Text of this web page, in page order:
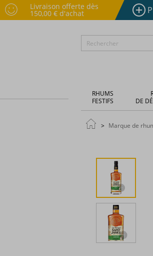
Livraison offerte dès
150,00 € d'achat
RHUMS
FESTIFS
DE
Marque de